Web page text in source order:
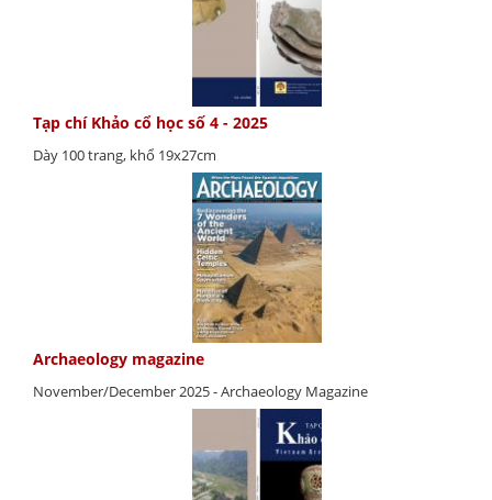
Tạp chí Khảo cổ học số 4 - 2025
Dày 100 trang, khổ 19x27cm
Archaeology magazine
November/December 2025 - Archaeology Magazine